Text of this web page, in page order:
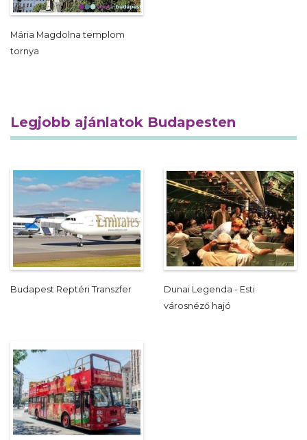
Mária Magdolna templom
tornya
Legjobb ajánlatok Budapesten
Budapest Reptéri Transzfer
Dunai Legenda - Esti
városnéző hajó